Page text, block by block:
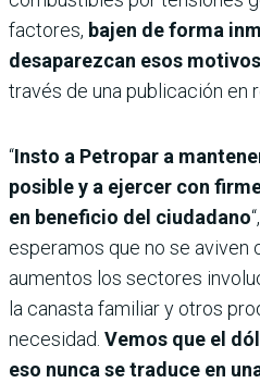
factores, bajen de forma
desaparezcan esos motivos
través de una publicación en
“Insto a Petropar a
posible y a ejercer con
en beneficio del ciudadano
esperamos que no se aviven
aumentos los sectores
la canasta familiar y otros
necesidad. Vemos que el
eso nunca se traduce en